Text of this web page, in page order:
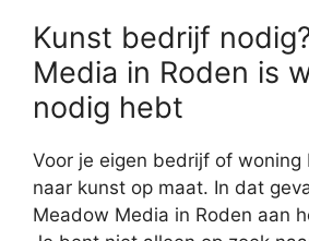
Kunst bedrijf
Media in Roden is
nodig hebt
Voor je eigen bedrijf of woning
naar kunst op maat. In dat
Meadow Media in Roden aan